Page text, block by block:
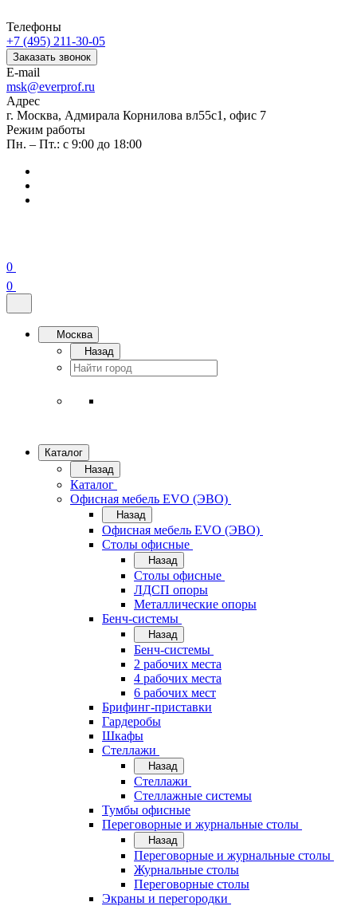
Телефоны
+7 (495) 211-30-05
Заказать звонок
E-mail
msk@everprof.ru
Адрес
г. Москва, Адмирала Корнилова вл55с1, офис 7
Режим работы
Пн. – Пт.: с 9:00 до 18:00
0
0
Москва
Назад
Каталог
Назад
Каталог
Офисная мебель EVO (ЭВО)
Назад
Офисная мебель EVO (ЭВО)
Cтолы офисные
Назад
Cтолы офисные
ЛДСП опоры
Металлические опоры
Бенч-системы
Назад
Бенч-системы
2 рабочих места
4 рабочих места
6 рабочих мест
Брифинг-приставки
Гардеробы
Шкафы
Стеллажи
Назад
Стеллажи
Стеллажные системы
Тумбы офисные
Переговорные и журнальные столы
Назад
Переговорные и журнальные столы
Журнальные столы
Переговорные столы
Экраны и перегородки